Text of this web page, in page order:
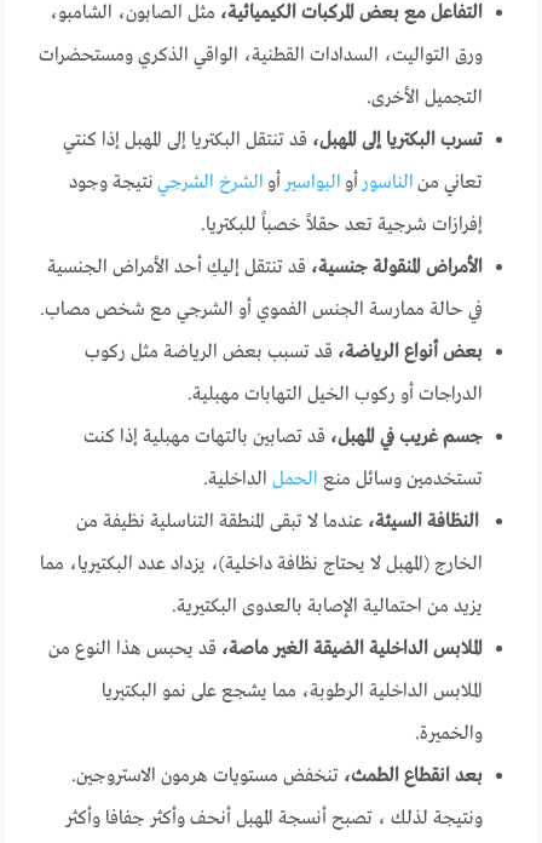
التفاعل مع بعض المركبات الكيميائية، مثل الصابون، الشامبو،
ورق التواليت، السدادات القطنية، الواقي الذكري ومستحضرات
التجميل الأخرى.
تسرب البكتريا إلى المهبل، قد تنتقل البكتريا إلى المهبل إذا كنتي
تعاني من الناسورأو البواسيرأو الشرخ الشرجي نتيجة وجود
إفرازات شرجية تعد حقلاً خصباً للبكتريا.
الأمراض المنقولة جنسية، قد تنتقل إليكِ أحد الأمراض الجنسية
في حالة ممارسة الجنس الفموي أو الشرجي مع شخص مصاب.
بعض أنواع الرياضة، قد تسبب بعض الرياضة مثل ركوب
الدراجات أو ركوب الخيل التهابات مهبلية.
جسم غريب في المهبل، قد تصابين بالتهات مهبلية إذا كنت
تستخدمين وسائل منع الحمل الداخلية.
النظافة السيئة، عندما لا تبقى المنطقة التناسلية نظيفة من
الخارج (المهبل لا يحتاج نظافة داخلية)، يزداد عدد البكتيريا، مما
يزيد من احتمالية الإصابة بالعدوى البكتيرية.
الملابس الداخلية الضيقة الغير ماصة، قد يحبس هذا النوع من
الملابس الداخلية الرطوبة، مما يشجع على نمو البكتيريا
والخميرة.
بعد انقطاع الطمث، تنخفض مستويات هرمون الاستروجين.
ونتيجة لذلك ، تصبح أنسجة المهبل أنحف وأكثر جفافا وأكثر